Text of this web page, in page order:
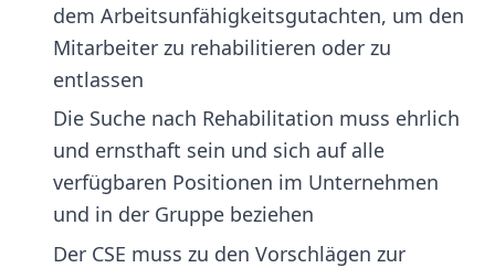
dem Arbeitsunfähigkeitsgutachten, um den
Mitarbeiter zu rehabilitieren oder zu
entlassen
Die Suche nach Rehabilitation muss ehrlich
und ernsthaft sein und sich auf alle
verfügbaren Positionen im Unternehmen
und in der Gruppe beziehen
Der CSE muss zu den Vorschlägen zur